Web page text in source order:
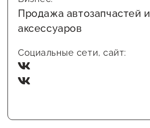
Продажа автозапчастей и
аксессуаров
Социальные сети, сайт: